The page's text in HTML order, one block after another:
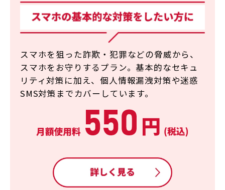
スマホを狙った詐欺・犯罪などの脅威から、
スマホをお守りするプラン。 基本的なセキュ
リティ対策に加え、個人情報漏洩対策や迷惑
SMS対策までカバーしています。